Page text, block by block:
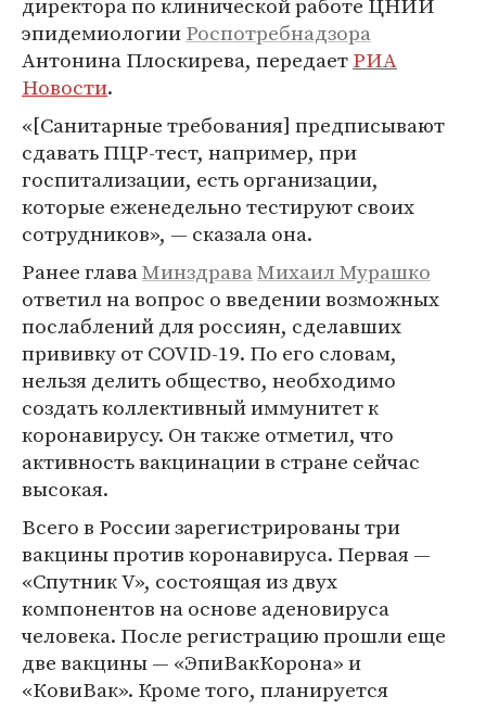
эпидемиологииРоспотребнадзора
Антонина Плоскирева, передаетРИА
Новости.
«[Санитарные требования] предписывают
сдавать ПЦР-тест, например, при
госпитализации, есть организации,
которые еженедельно тестируют своих
сотрудников», — сказала она.
Ранее главаМинздраваМихаил Мурашко
ответил на вопрос о введении возможных
послаблений для россиян, сделавших
прививку от COVID-19. По его словам,
нельзя делить общество, необходимо
создать коллективный иммунитет к
коронавирусу. Он также отметил, что
активность вакцинации в стране сейчас
высокая.
Всего в России зарегистрированы три
вакцины против коронавируса. Первая —
«Спутник V», состоящая из двух
компонентов на основе аденовируса
человека. После регистрацию прошли еще
две вакцины — «ЭпиВакКорона» и
«КовиВак». Кроме того, планируется